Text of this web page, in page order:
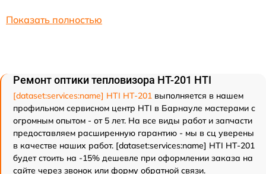
Показать полностью
Ремонт оптики тепловизора HT-201 HTI
[dataset:services:name] HTI HT-201 выполняется в нашем
профильном сервисном центр HTI в Барнауле мастерами с
огромным опытом - от 5 лет. На все виды работ и запчасти
предоставляем расширенную гарантию - мы в сц уверены
в качестве наших работ. [dataset:services:name] HTI HT-201
будет стоить на -15% дешевле при оформлении заказа на
сайте через звонок или форму обратной связи.